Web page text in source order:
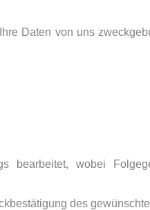
Daten von uns
bearbeitet, wobei
des